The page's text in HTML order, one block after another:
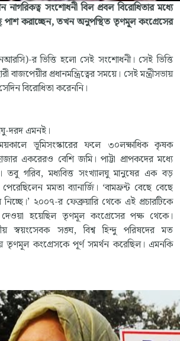
সংশোধনী বিল প্রবল বিরোধিতার মধ্যে
পাশ করাচ্ছেন, তখন অনুপস্থিত তৃণমূল কংগ্রেসের
র ভিত্তি হলো সেই সংশোধনী। সেই ভিত্তি
বাজপেয়ীর প্রধানমন্ত্রিত্বের সময়ে। সেই মন্ত্রীসভায়
বিরোধিতা করেননি।
দরদ এমনই।
ভূমিসংস্কারের ফলে ৩০লক্ষাধিক কৃষক
একরেরও বেশি জমি। পাট্টা প্রাপকদের মধ্যে
তবু গরিব, মধ্যবিত্ত সংখ্যালঘু মানুষের এক বড়
মমতা ব্যানার্জি। ‘বামফ্রন্ট বেছে বেছে
২০০৭-র ফেব্রুয়ারি থেকে এই প্রচারটিকে
হয়েছিল তৃণমূল কংগ্রেসের পক্ষ থেকে।
স্বয়ংসেবক সঙ্ঘ, বিশ্ব হিন্দু পরিষদের মত
তৃণমূল কংগ্রেসকে পূর্ণ সমর্থন করেছিল। এমনকি